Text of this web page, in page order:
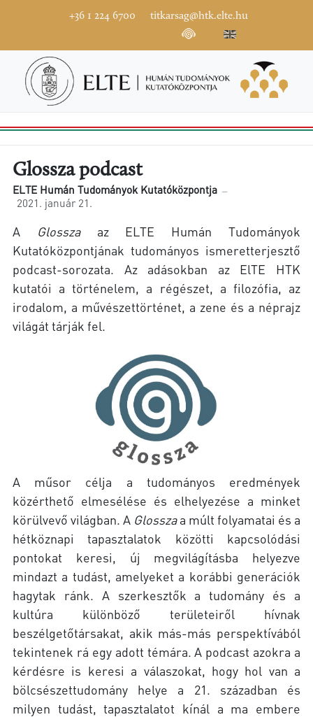
+36 1 224 6700 titkarsag@htk.elte.hu
Glossza podcast
ELTE Humán Tudományok Kutatóközpontja
2021. január 21.
A Glossza az ELTE Humán Tudományok
Kutatóközpontjának tudományos ismeretterjesztő
podcast-sorozata. Az adásokban az ElTE HTK
kutatói a történelem, a régészet, a filozófia, az
irodalom, a művészettörténet, a zene és a néprajz
világát tárják fel.
A műsor célja a tudományos eredmények
közérthető elmesélése és elhelyezése a minket
körülvevő világban. A Glosszaa múlt folyamatai és a
hétköznapi tapasztalatok közötti kapcsolódási
pontokat keresi, új megvilágításba helyezve
mindazt a tudást, amelyeket a korábbi generációk
hagytak ránk. A szerkesztők a tudomány és a
kultúra különböző területeiről hívnak
beszélgetőtársakat, akik más-más perspektívából
tekintenek rá egy adott témára. A podcast azokra a
kérdésre is keresi a válaszokat, hogy hol van a
bölcsészettudomány helye a 21. században és
milyen tudást, tapasztalatot kínál a ma embere